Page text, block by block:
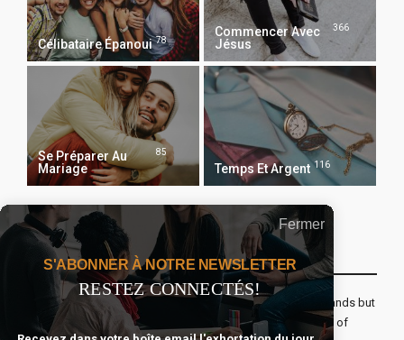
Célibataire Épanoui 78
Commencer Avec
Jésus
366
Se Préparer Au
Mariage
85
Temps Et Argent 116
Recevoir Notre Newsletter Chaque Matin
The real voyage of discovery consists not in seeking new lands but
seeing with new eyes. All journeys have secret destinations of
Fermer
S'ABONNER À NOTRE NEWSLETTER
RESTEZ CONNECTÉS!